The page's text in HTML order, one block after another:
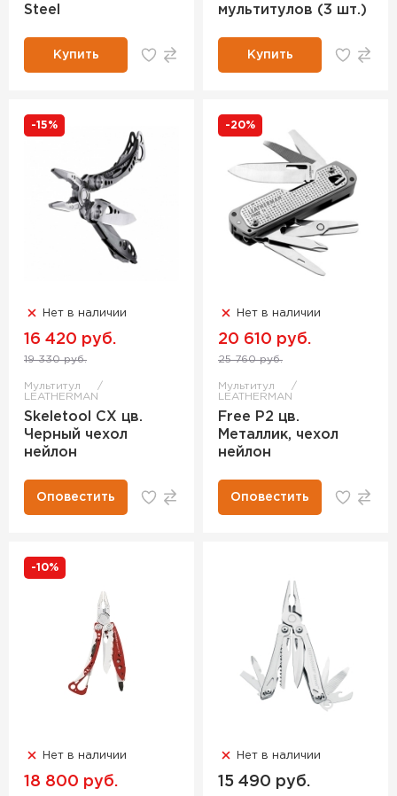
Steel
Купить
мультитулов (3 шт.)
Купить
-15%
Нет в наличии
16 420 руб.
19 330 руб.
Мультитул
LEATHERMAN
Skeletool CX цв.
Черный чехол
нейлон
Оповестить
-20%
Нет в наличии
20 610 руб.
25 760 руб.
Мультитул
LEATHERMAN
Free P2 цв.
Металлик, чехол
нейлон
Оповестить
-10%
Нет в наличии
18 800 руб.
Нет в наличии
15 490 руб.